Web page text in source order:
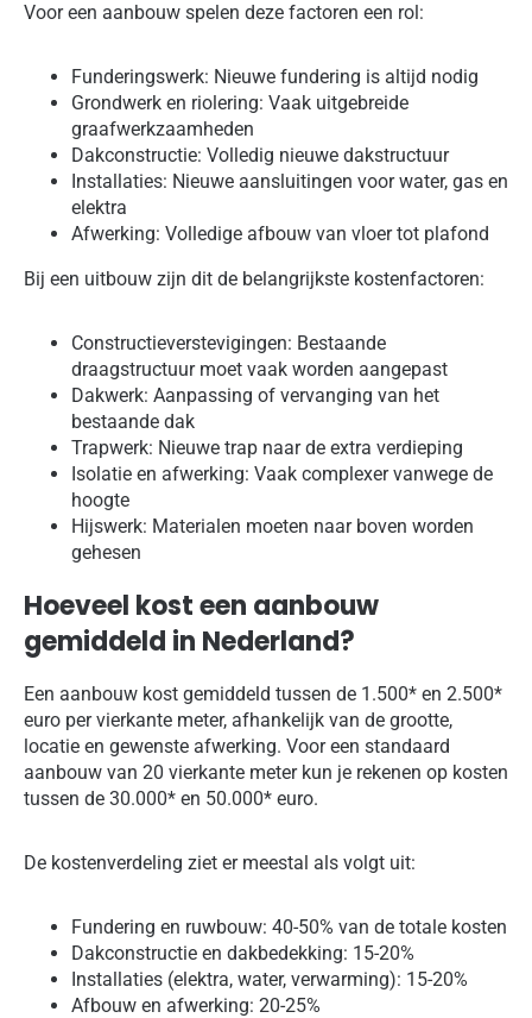
Voor een aanbouw spelen deze factoren een rol:
Funderingswerk: Nieuwe fundering is altijd nodig
Grondwerk en riolering: Vaak uitgebreide
graafwerkzaamheden
Dakconstructie: Volledig nieuwe dakstructuur
Installaties: Nieuwe aansluitingen voor water, gas en
elektra
Afwerking: Volledige afbouw van vloer tot plafond
Bij een uitbouw zijn dit de belangrijkste kostenfactoren:
Constructieverstevigingen: Bestaande
draagstructuur moet vaak worden aangepast
Dakwerk: Aanpassing of vervanging van het
bestaande dak
Trapwerk: Nieuwe trap naar de extra verdieping
Isolatie en afwerking: Vaak complexer vanwege de
hoogte
Hijswerk: Materialen moeten naar boven worden
gehesen
Hoeveel kost een aanbouw
gemiddeld in Nederland?
Een aanbouw kost gemiddeld tussen de 1.500* en 2.500*
euro per vierkante meter, afhankelijk van de grootte,
locatie en gewenste afwerking. Voor een standaard
aanbouw van 20 vierkante meter kun je rekenen op kosten
tussen de 30.000* en 50.000* euro.
De kostenverdeling ziet er meestal als volgt uit:
Fundering en ruwbouw: 40-50% van de totale kosten
Dakconstructie en dakbedekking: 15-20%
Installaties (elektra, water, verwarming): 15-20%
Afbouw en afwerking: 20-25%